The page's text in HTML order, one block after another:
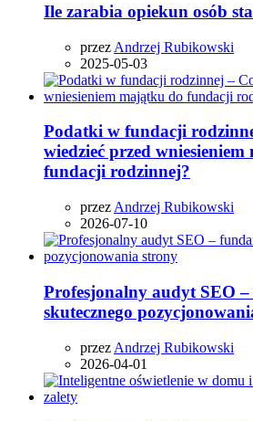
Ile zarabia opiekun osób
przez Andrzej Rubikowski
2025-05-03
Podatki w fundacji
wiedzieć przed
fundacji rodzinnej?
przez Andrzej Rubikowski
2026-07-10
Profesjonalny audyt SEO
skutecznego
przez Andrzej Rubikowski
2026-04-01